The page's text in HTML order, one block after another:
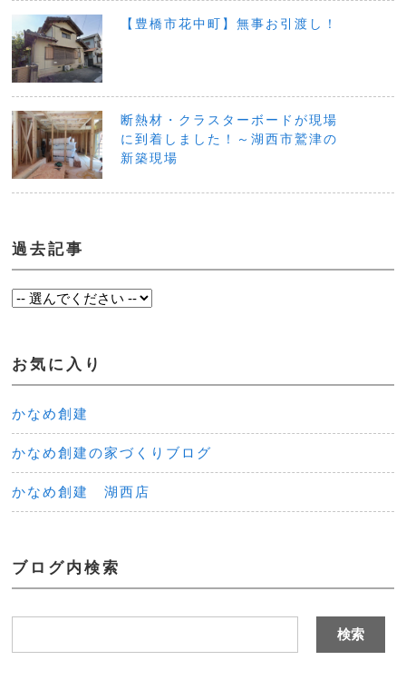
【豊橋市花中町】無事お引渡し！
断熱材・クラスターボードが現場
に到着しました！～湖西市鷲津の
新築現場
過去記事
お気に入り
かなめ創建
かなめ創建の家づくりブログ
かなめ創建 湖西店
ブログ内検索